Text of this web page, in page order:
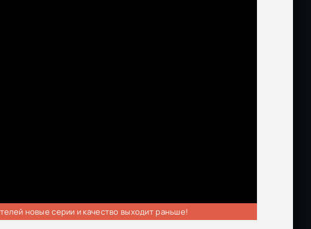
новые серии и качество выходит раньше!